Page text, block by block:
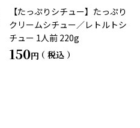
【たっぷりシチュー】たっぷり
クリームシチュー／レトルトシ
チュー 1人前 220g
150 税込